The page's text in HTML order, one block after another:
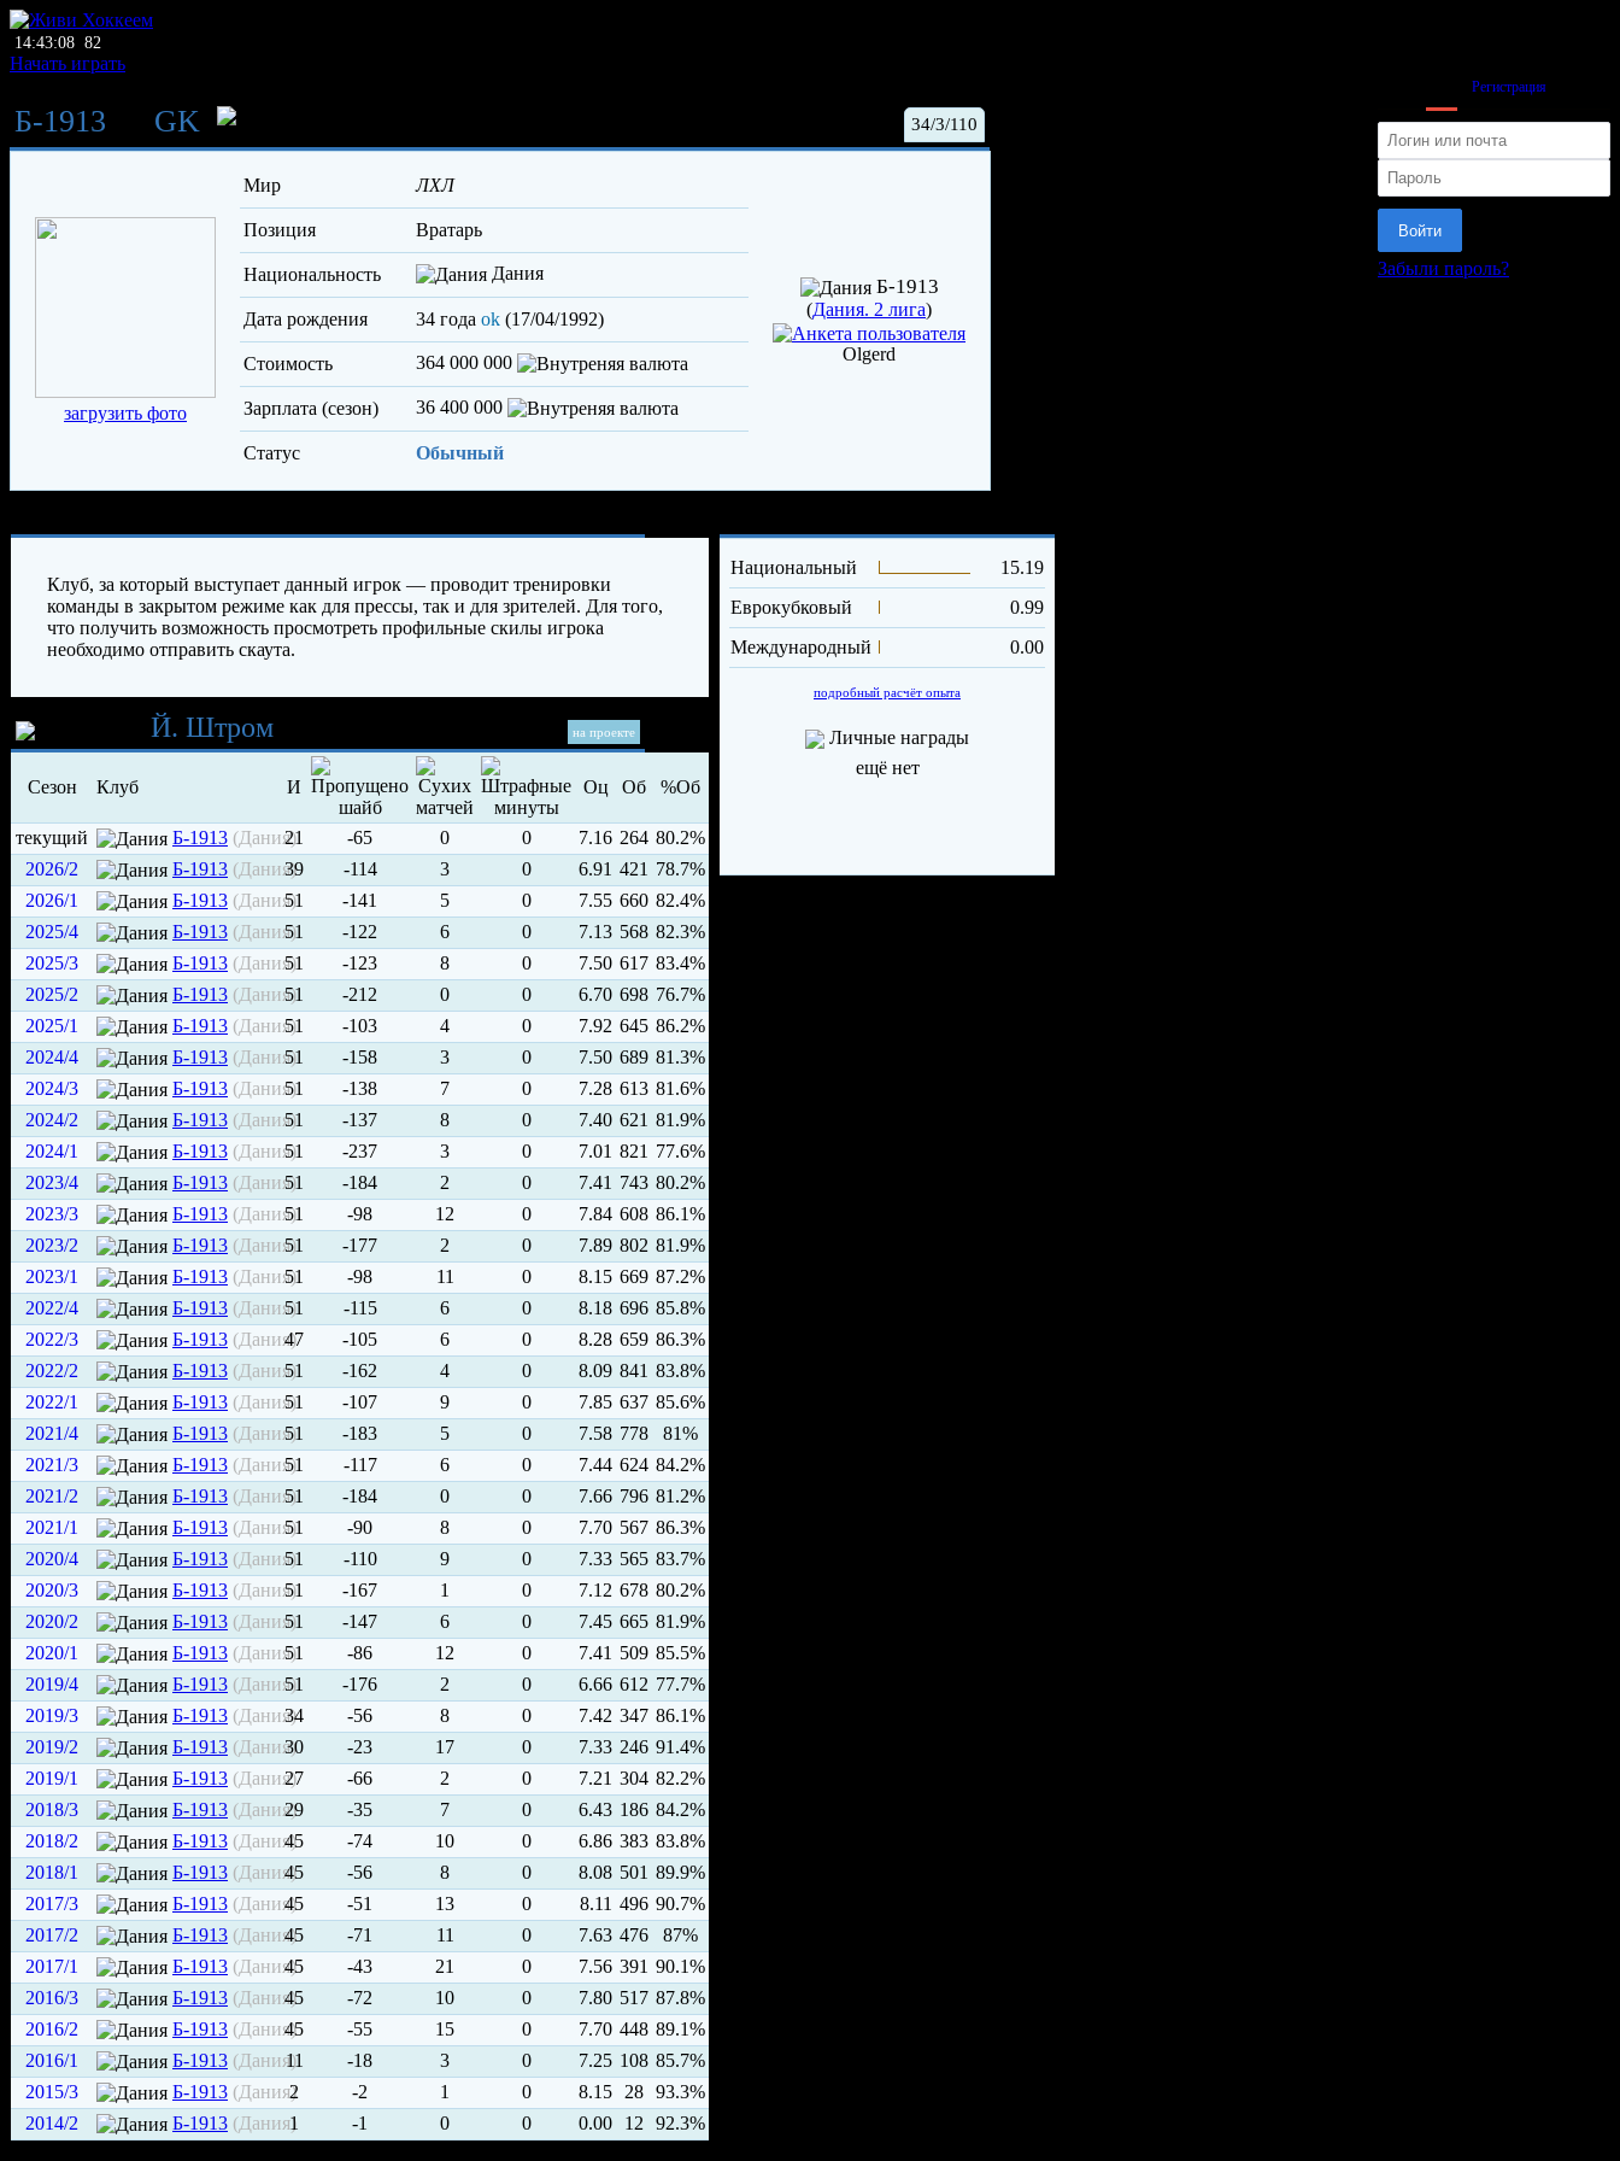
14:43:08 82
Начать играть
Регистрация
Войти
Забыли пароль?
34/3/110
Б-1913 GK
загрузить фото
Мир ЛХЛ
Позиция вратарь
Национальность Дания
Дата рождения 34 года ok (17/04/1992)
Стоимость 364 000 000
Зарплата (сезон) 36 400 000
Статус Обычный
Б-1913
(Дания. 2 лига)
Olgerd
Клуб, за который выступает данный игрок — проводит тренировки
команды в закрытом режиме как для прессы, так и для зрителей. Для того,
что получить возможность просмотреть профильные скилы игрока
необходимо отправить скаута.
на проекте
Й. Штром
Сезон Клуб И Оц Об %Об
текущий Б-1913 (Дания)
21 -65 0 0 7.16 264 80.2%
2026/2
Б-1913 (Дания)39 -114 3 0 6.91 421 78.7%
2026/1
Б-1913 (Дания)
51 -141 5 0 7.55 660 82.4%
2025/4
Б-1913 (Дания)
51 -122 6 0 7.13 568 82.3%
2025/3
Б-1913 (Дания)
51 -123 8 0 7.50 617 83.4%
2025/2
Б-1913 (Дания)
51 -212 0 0 6.70 698 76.7%
2025/1
Б-1913 (Дания)
51 -103 4 0 7.92 645 86.2%
2024/4
Б-1913 (Дания)
51 -158 3 0 7.50 689 81.3%
2024/3
Б-1913 (Дания)
51 -138 7 0 7.28 613 81.6%
2024/2
Б-1913 (Дания)
51 -137 8 0 7.40 621 81.9%
2024/1
Б-1913 (Дания)
51 -237 3 0 7.01 821 77.6%
2023/4
Б-1913 (Дания)
51 -184 2 0 7.41 743 80.2%
2023/3
Б-1913 (Дания)
51 -98 12 0 7.84 608 86.1%
2023/2
Б-1913 (Дания)
51 -177 2 0 7.89 802 81.9%
2023/1
Б-1913 (Дания)
51 -98 11 0 8.15 669 87.2%
2022/4
Б-1913 (Дания)
51 -115 6 0 8.18 696 85.8%
2022/3
Б-1913 (Дания)47 -105 6 0 8.28 659 86.3%
2022/2
Б-1913 (Дания)
51 -162 4 0 8.09 841 83.8%
2022/1
Б-1913 (Дания)
51 -107 9 0 7.85 637 85.6%
2021/4
Б-1913 (Дания)
51 -183 5 0 7.58 778
81%
2021/3
Б-1913 (Дания)
51 -117 6 0 7.44 624 84.2%
2021/2
Б-1913 (Дания)
51 -184 0 0 7.66 796 81.2%
2021/1
Б-1913 (Дания)
51 -90 8 0 7.70 567 86.3%
2020/4
Б-1913 (Дания)
51 -110 9 0 7.33 565 83.7%
2020/3
Б-1913 (Дания)
51 -167 1 0 7.12 678 80.2%
2020/2
Б-1913 (Дания)
51 -147 6 0 7.45 665 81.9%
2020/1
Б-1913 (Дания)
51 -86 12 0 7.41 509 85.5%
2019/4
Б-1913 (Дания)
51 -176 2 0 6.66 612 77.7%
2019/3
Б-1913 (Дания)34 -56 8 0 7.42 347 86.1%
2019/2
Б-1913 (Дания)30 -23 17 0 7.33 246 91.4%
2019/1
Б-1913 (Дания)27 -66 2 0 7.21 304 82.2%
2018/3
Б-1913 (Дания)29 -35 7 0 6.43 186 84.2%
2018/2
Б-1913 (Дания)45 -74 10 0 6.86 383 83.8%
2018/1
Б-1913 (Дания)45 -56 8 0 8.08 501 89.9%
2017/3
Б-1913 (Дания)45 -51 13 0 8.11 496 90.7%
2017/2
Б-1913 (Дания)45 -71 11 0 7.63 476
87%
2017/1
Б-1913 (Дания)45 -43 21 0 7.56 391 90.1%
2016/3
Б-1913 (Дания)45 -72 10 0 7.80 517 87.8%
2016/2
Б-1913 (Дания)45 -55 15 0 7.70 448 89.1%
2016/1
Б-1913 (Дания)
11 -18 3 0 7.25 108 85.7%
2015/3
Б-1913 (Дания)
2 -2 1 0 8.15 28 93.3%
2014/2
Б-1913 (Дания)
1 -1 0 0 0.00 12 92.3%
Национальный
15.19
Еврокубковый
0.99
Международный
0.00
подробный расчёт опыта
Личные награды
ещё нет